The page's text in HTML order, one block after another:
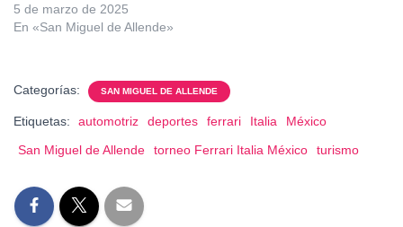
5 de marzo de 2025
En «San Miguel de Allende»
Categorías: SAN MIGUEL DE ALLENDE
Etiquetas: automotriz deportes ferrari Italia
México
San Miguel de Allende
torneo Ferrari Italia México turismo